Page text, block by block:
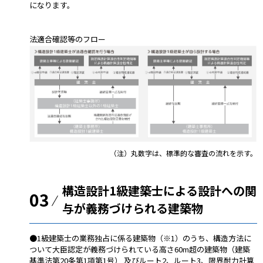
になります。
法適合確認等のフロー
（注）丸数字は、標準的な審査の流れを示す。
03
構造設計1級建築士による設計への関
与が義務づけられる建築物
●1級建築士の業務独占に係る建築物（※1）のうち、構造方法に
ついて大臣認定が義務づけられている高さ60m超の建築物（建築
基準法第20条第1項第1号） 及びルート2、ルート3、限界耐力計算